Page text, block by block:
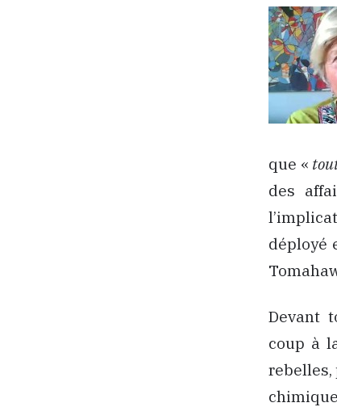
que «
des
déployé
Devant
coup à
rebelles,